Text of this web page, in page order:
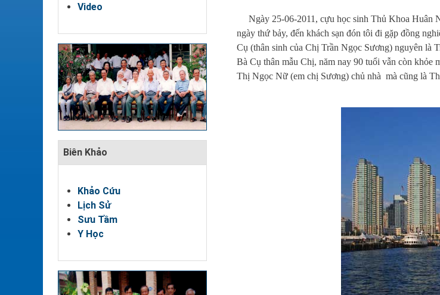
Video
Biên Khảo
Khảo Cứu
Lịch Sử
Sưu Tầm
Y Học
Ngày 25-06-2011, cựu học sinh Thủ Khoa Huân
ngày thứ bảy, đến khách sạn đón tôi đi gặp đồng
Cụ (thân sinh của Chị Trần Ngọc Sương) nguyên
Bà Cụ thân mẫu Chị, năm nay 90 tuổi vẫn còn khỏe
Thị Ngọc Nữ (em chị Sương) chủ nhà mà cũng là